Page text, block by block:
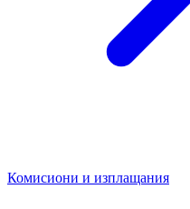
Комисиони и изплащания